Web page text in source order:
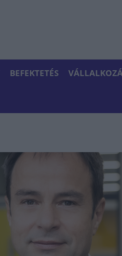
BEFEKTETÉS